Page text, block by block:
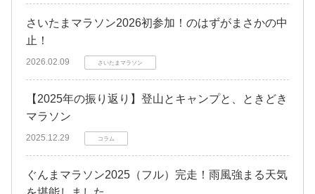
さいたまマラソン2026初参加！のはずがまさかの中
止！
2026.02.09 さいたまマラソン
【2025年の振り返り】登山とキャンプと、ときどき
マラソン
2025.12.29 コラム
ぐんまマラソン2025（フル）完走！雨風強まる天気